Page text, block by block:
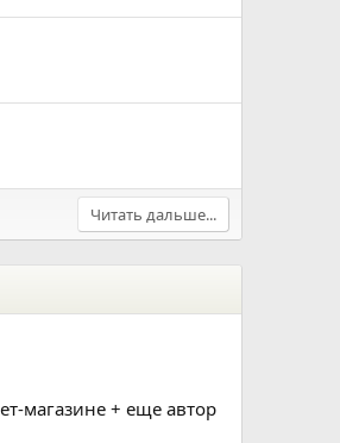
Читать дальше...
магазине + еще автор